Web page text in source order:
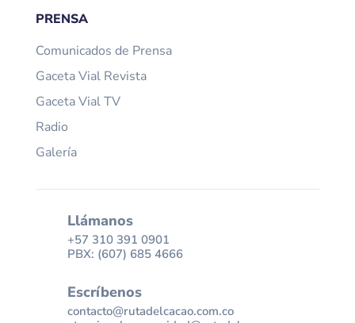
PRENSA
Comunicados de Prensa
Gaceta Vial Revista
Gaceta Vial TV
Radio
Galería
Llámanos
+57 310 391 0901
PBX: (607) 685 4666
Escríbenos
contacto@rutadelcacao.com.co